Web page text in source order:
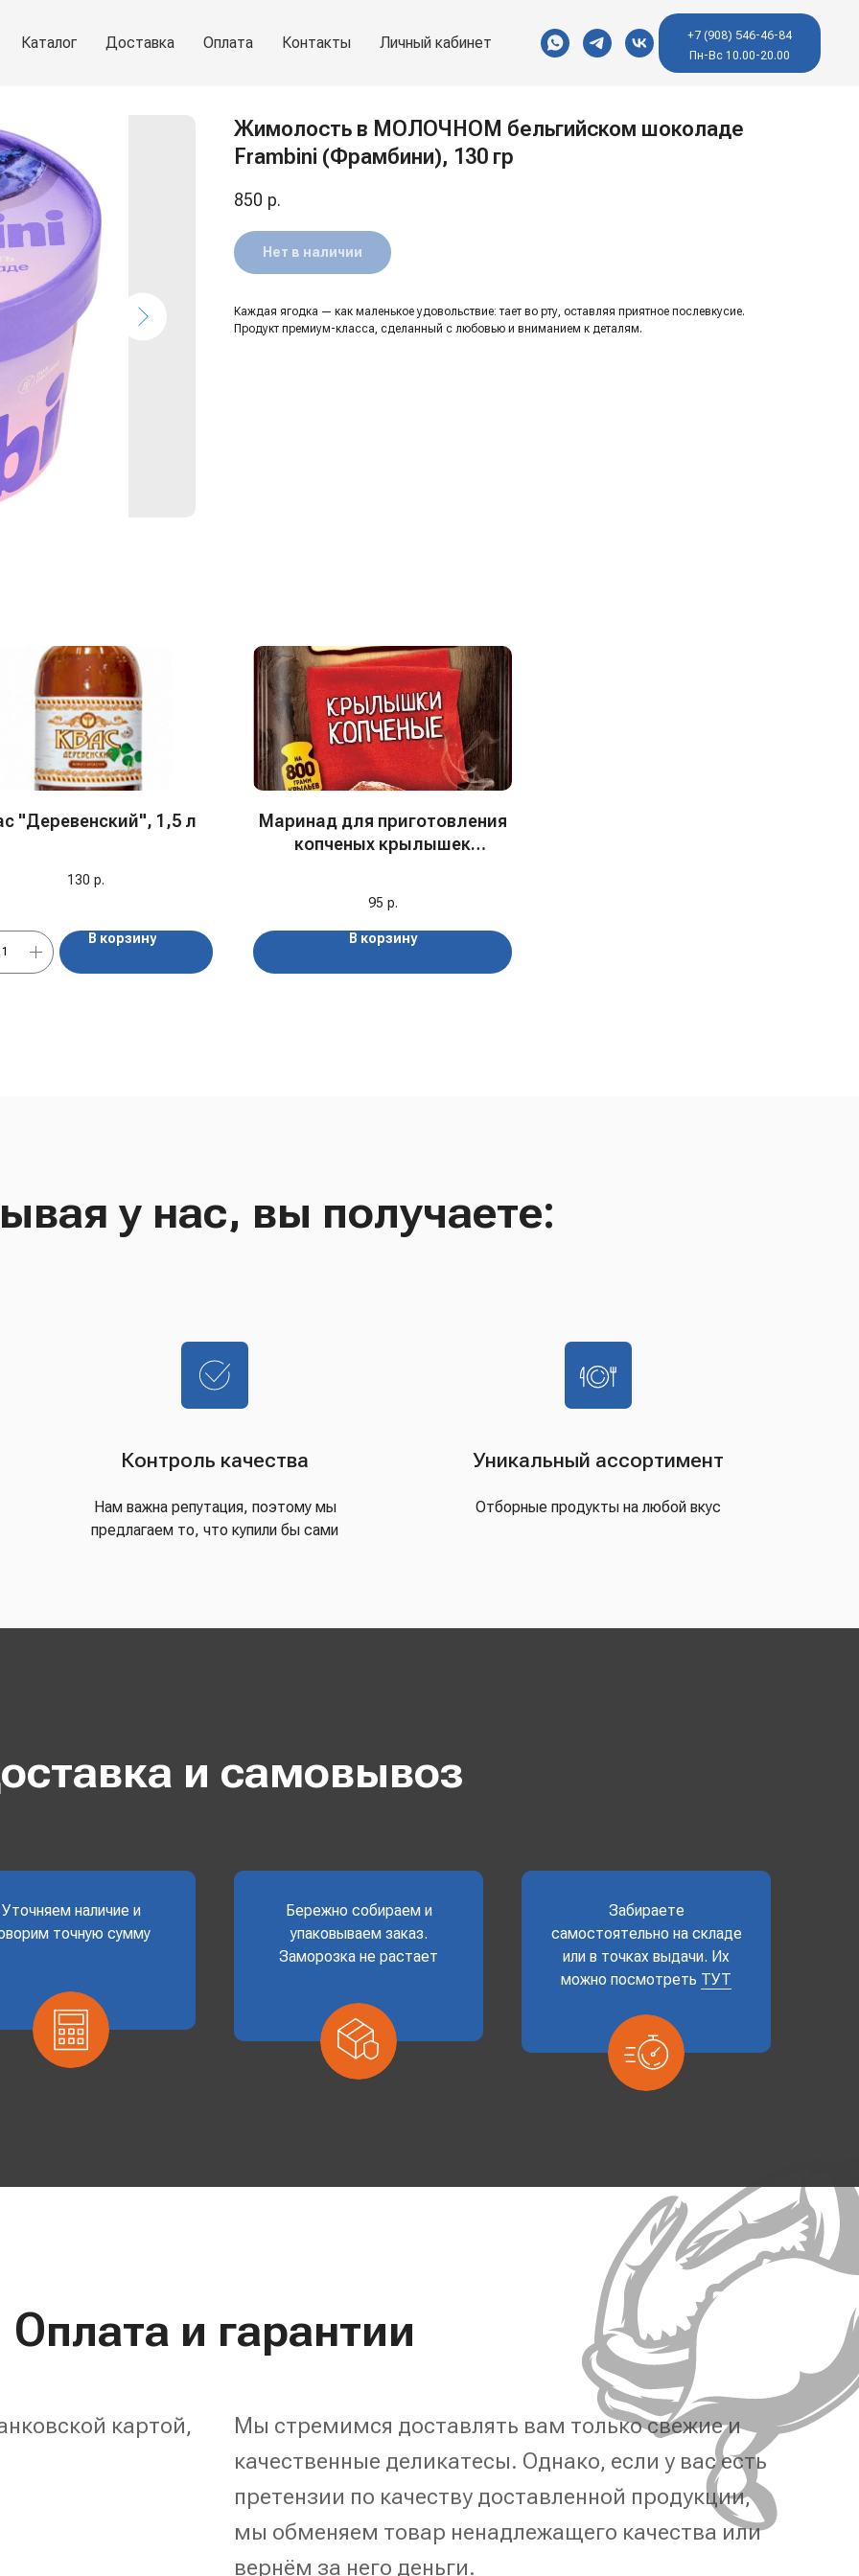
Каталог Доставка Оплата Контакты Личный кабинет
+7 (908) 546-46-84
Пн-Вс 10.00-20.00
Жимолость в МОЛОЧНОМ бельгийском шоколаде
Frambini (Фрамбини), 130 гр
850 р.
Нет в наличии
Каждая ягодка — как маленькое удовольствие: тает во рту, оставляя приятное послевкусие.
Продукт премиум-класса, сделанный с любовью и вниманием к деталям.
"Деревенский", 1,5 л
130 р.
В корзину
Маринад для приготовления
копченых крылышек
95 р.
В корзину
у нас, вы получаете:
Контроль качества
Нам важна репутация, поэтому мы
предлагаем то, что купили бы сами
Уникальный ассортимент
Отборные продукты на любой вкус
и самовывоз
Уточняем наличие и
точную сумму
Бережно собираем и
упаковываем заказ.
Заморозка не растает
Забираете
самостоятельно на складе
или в точках выдачи. Их
можно посмотреть ТУТ
Оплата и гарантии
картой,
Мы стремимся доставлять вам только свежие и
качественные деликатесы. Однако, если у вас есть
претензии по качеству доставленной продукции,
мы обменяем товар ненадлежащего качества или
вернём за него деньги.